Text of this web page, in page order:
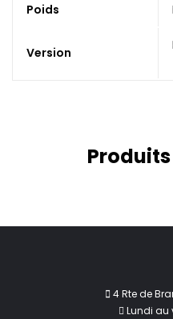
Poids
Version
4 Rte de
Lundi au